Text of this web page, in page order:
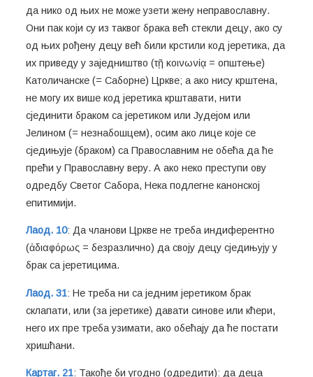
да нико од њих не може узети жену неправославну.
Они пак који су из таквог брака већ стекли децу, ако су
од њих рођену децу већ били крстили код јеретика, да
их приведу у заједништво (τῇ κοινωνίᾳ = општење)
Католичанске (= Саборне) Цркве; а ако нису крштена,
не могу их више код јеретика крштавати, нити
сјединити браком са јеретиком или Јудејом или
Јелином (= незнабошцем), осим ако лице које се
сједињује (браком) са Православним не обећа да ће
прећи у Православну веру. А ако неко преступи ову
одредбу Светог Сабора, Нека подлегне канонској
епитимији.
Лаод. 10: Да чланови Цркве не треба индиферентно
(ἀδιαφόρως = безразлично) да своју децу сједињују у
брак са јеретицима.
Лаод. 31: Не треба ни са једним јеретиком брак
склапати, или (за јеретике) давати синове или кћери,
него их пре треба узимати, ако обећају да ће постати
хришћани.
Картаг. 21: Такође би угодно (одредити): да деца